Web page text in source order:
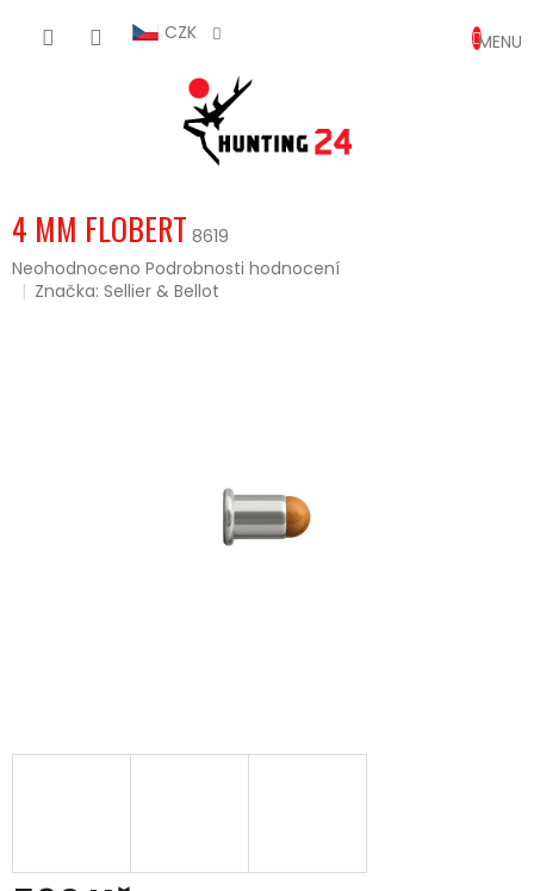
CZK
KOŠÍK
4 MM FLOBERT 8619
Průměrné
hodnocení
Neohodnoceno Podrobnosti hodnocení
Značka:Sellier & Bellot